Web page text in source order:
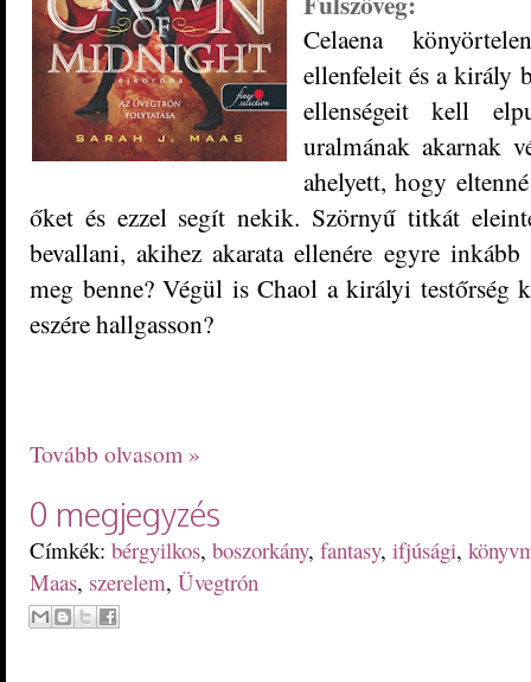
Celaena
ellenfeleit és a király
ellenségeit kell
uralmának akarnak
ahelyett, hogy
őket és ezzel segít nekik. Szörnyű titkát
bevallani, akihez akarata ellenére egyre
meg benne? Végül is Chaol a királyi testőrség
eszére hallgasson?
Tovább olvasom »
0 megjegyzés
Címkék: bérgyilkos, boszorkány, fantasy, ifjúsági,
Maas, szerelem, Üvegtrón